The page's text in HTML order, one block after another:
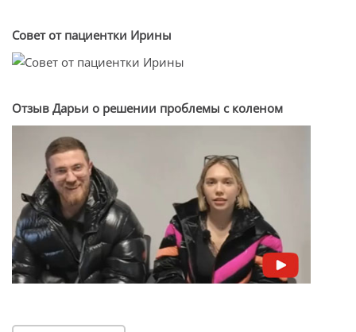
Совет от пациентки Ирины
Отзыв Дарьи о решении проблемы с коленом